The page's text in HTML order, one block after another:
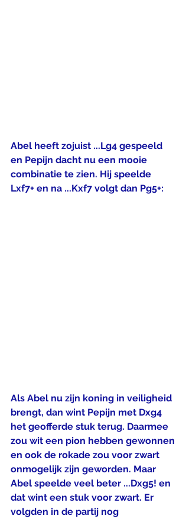
Abel heeft zojuist ...Lg4 gespeeld
en Pepijn dacht nu een mooie
combinatie te zien. Hij speelde
Lxf7+ en na ...Kxf7 volgt dan Pg5+:
Als Abel nu zijn koning in veiligheid
brengt, dan wint Pepijn met Dxg4
het geofferde stuk terug. Daarmee
zou wit een pion hebben gewonnen
en ook de rokade zou voor zwart
onmogelijk zijn geworden. Maar
Abel speelde veel beter ...Dxg5! en
dat wint een stuk voor zwart. Er
volgden in de partij nog